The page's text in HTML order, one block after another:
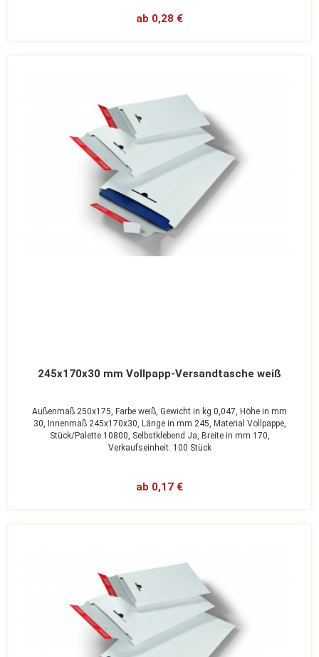
ab 0,28 €
245x170x30 mm Vollpapp-Versandtasche weiß
Außenmaß 250x175, Farbe weiß, Gewicht in kg 0,047, Höhe in mm
30, Innenmaß 245x170x30, Länge in mm 245, Material Vollpappe,
Stück/Palette 10800, Selbstklebend Ja, Breite in mm 170,
Verkaufseinheit: 100 Stück
ab 0,17 €